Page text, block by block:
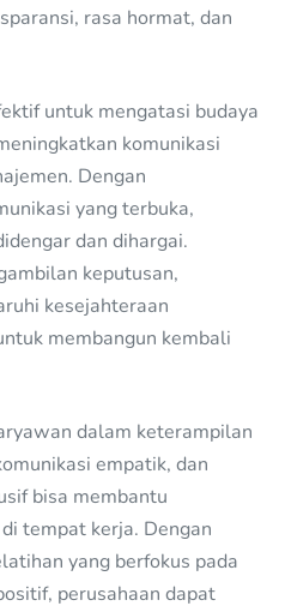
rasa hormat, dan
untuk mengatasi budaya
komunikasi
Dengan
yang terbuka,
dan dihargai.
keputusan,
kesejahteraan
membangun kembali
dalam keterampilan
empatik, dan
bisa membantu
tempat kerja. Dengan
yang berfokus pada
perusahaan dapat